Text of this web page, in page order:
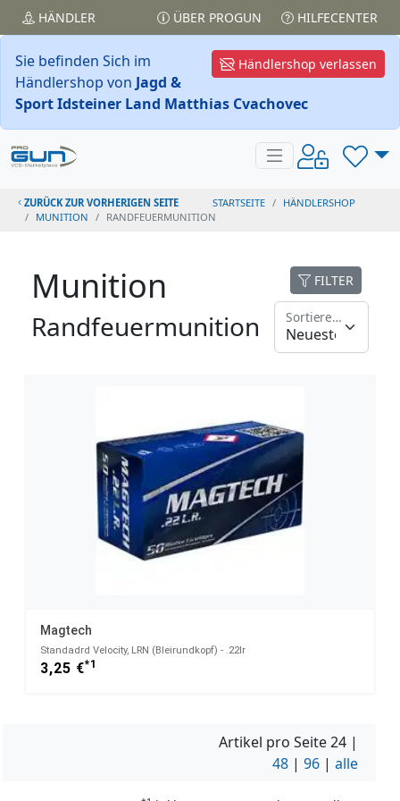
HÄNDLER ÜBER PROGUN HILFECENTER
Händlershop verlassen
Sie befinden Sich im
Händlershop von Jagd &
Sport Idsteiner Land Matthias Cvachovec
ZURÜCK ZUR VORHERIGEN SEITE STARTSEITE
HÄNDLERSHOP
MUNITION
RANDFEUERMUNITION
Munition
Randfeuermunition
FILTER
Sortieren nach
Magtech
Standadrd Velocity, LRN (Bleirundkopf) - .22lr
3,25 €*1
Artikel pro Seite24 |
48 | 96 | alle